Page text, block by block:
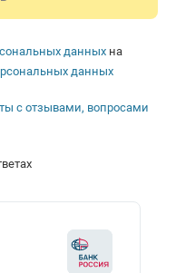
данных на
данных
с отзывами, вопросами